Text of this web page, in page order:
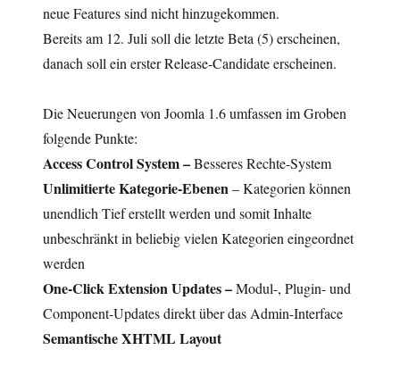
neue Features sind nicht hinzugekommen.
Bereits am 12. Juli soll die letzte Beta (5) erscheinen,
danach soll ein erster Release-Candidate erscheinen.
Die Neuerungen von Joomla 1.6 umfassen im Groben
folgende Punkte:
Access Control System –Besseres Rechte-System
Unlimitierte Kategorie-Ebenen– Kategorien können
unendlich Tief erstellt werden und somit Inhalte
unbeschränkt in beliebig vielen Kategorien eingeordnet
werden
One-Click Extension Updates –Modul-, Plugin- und
Component-Updates direkt über das Admin-Interface
Semantische XHTML Layout